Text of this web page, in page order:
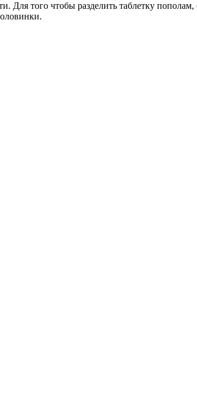
Для того чтобы разделить таблетку